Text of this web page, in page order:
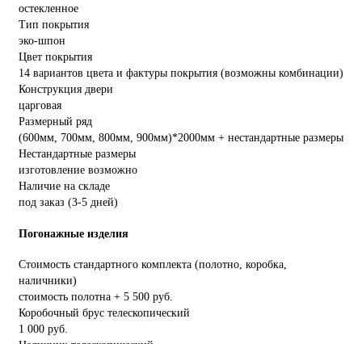
остекленное
Тип покрытия
эко-шпон
Цвет покрытия
14 вариантов цвета и фактуры покрытия (возможны комбинации)
Конструкция двери
царговая
Размерный ряд
(600мм, 700мм, 800мм, 900мм)*2000мм + нестандартные размеры
Нестандартные размеры
изготовление возможно
Наличие на складе
под заказ (3-5 дней)
Погонажные изделия
Стоимость стандартного комплекта (полотно, коробка,
наличники)
стоимость полотна + 5 500 руб.
Коробочный брус телескопический
1 000 руб.